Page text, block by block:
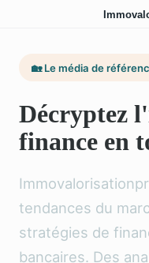
🏡 Le média de
Décryptez
finance en
tendances du
stratégies de
bancaires. Des